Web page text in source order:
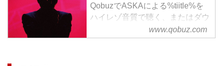
QobuzでASKAによる%tiitle%を
ハイレゾ音質で聴く、またはダウ
サブスクリプションは¥1,280/月
www.qobuz.com